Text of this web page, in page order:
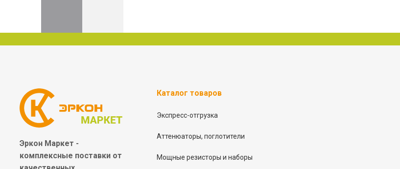
Эркон Маркет -
комплексные поставки от
Каталог товаров
Экспресс-отгрузка
Аттенюаторы, поглотители
Мощные резисторы и наборы